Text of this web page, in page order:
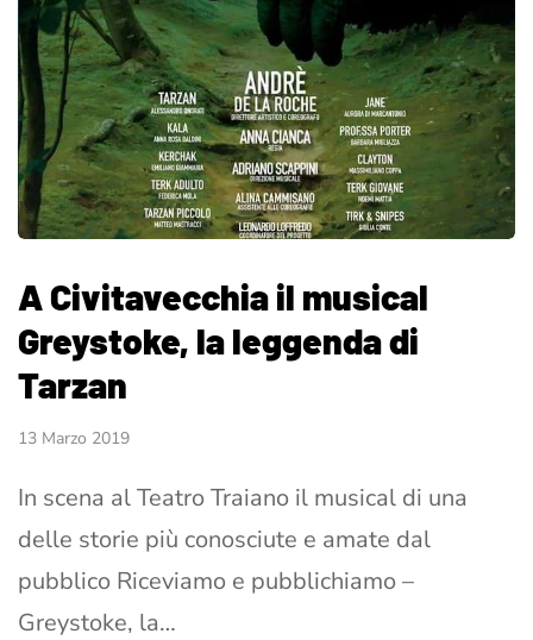
A Civitavecchia il musical
Greystoke, la leggenda di
Tarzan
13 Marzo 2019
In scena al Teatro Traiano il musical di una
delle storie più conosciute e amate dal
pubblico Riceviamo e pubblichiamo –
Greystoke, la…